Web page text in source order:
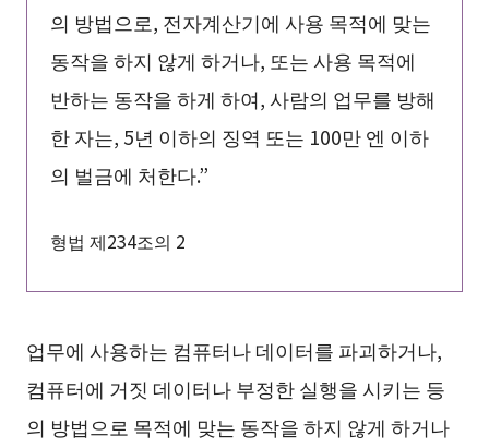
의 방법으로, 전자계산기에 사용 목적에 맞는
동작을 하지 않게 하거나, 또는 사용 목적에
반하는 동작을 하게 하여, 사람의 업무를 방해
한 자는, 5년 이하의 징역 또는 100만 엔 이하
의 벌금에 처한다.”
형법 제234조의 2
업무에 사용하는 컴퓨터나 데이터를 파괴하거나,
컴퓨터에 거짓 데이터나 부정한 실행을 시키는 등
의 방법으로 목적에 맞는 동작을 하지 않게 하거나